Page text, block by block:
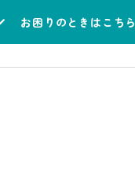
お困りのときはこちら